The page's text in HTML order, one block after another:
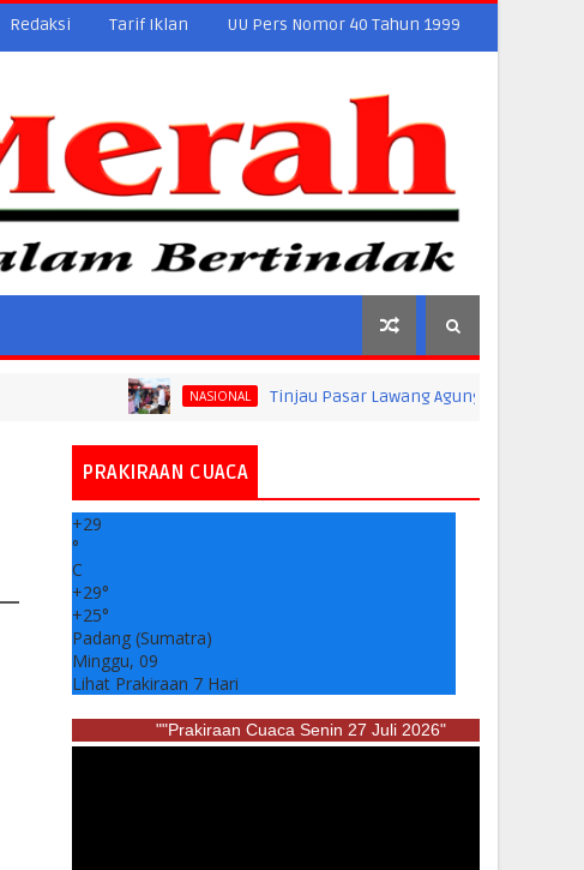
Redaksi Tarif Iklan UU Pers Nomor 40 Tahun 1999
NASIONAL Tinjau Pasar Lawang Agung, Jokowi Pastikan
PRAKIRAAN CUACA
+29
°
C
+29°
+25°
Padang (Sumatra)
Minggu, 09
Lihat Prakiraan 7 Hari
""Prakiraan Cuaca Senin 27 Juli 2026"